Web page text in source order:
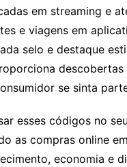
em streaming e
e viagens em
selo e destaque
descobertas
se sinta
esses códigos no
as compras online
economia e